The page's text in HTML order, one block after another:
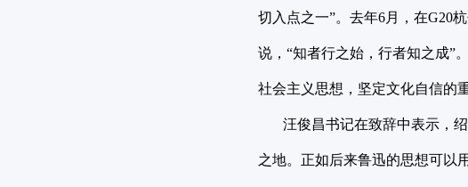
切入点之一”。去年6月，在G20
说，“知者行之始，行者知之成”
社会主义思想，坚定文化自信的
汪俊昌书记在致辞中表示，绍
之地。正如后来鲁迅的思想可以